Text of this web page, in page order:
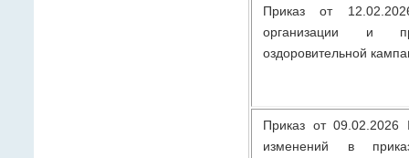
Приказ от
организации и
оздоровительной
Приказ от
изменений в